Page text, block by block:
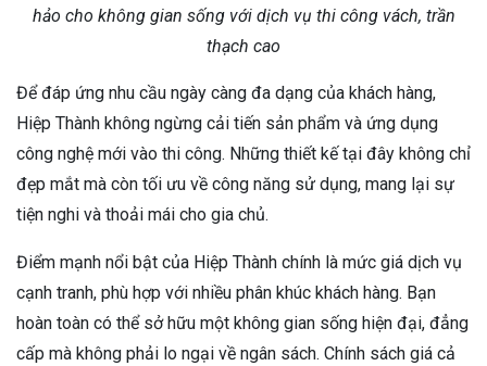
hảo cho không gian sống với dịch vụ thi công vách, trần
thạch cao
Để đáp ứng nhu cầu ngày càng đa dạng của khách hàng,
Hiệp Thành không ngừng cải tiến sản phẩm và ứng dụng
công nghệ mới vào thi công. Những thiết kế tại đây không chỉ
đẹp mắt mà còn tối ưu về công năng sử dụng, mang lại sự
tiện nghi và thoải mái cho gia chủ.
Điểm mạnh nổi bật của Hiệp Thành chính là mức giá dịch vụ
cạnh tranh, phù hợp với nhiều phân khúc khách hàng. Bạn
hoàn toàn có thể sở hữu một không gian sống hiện đại, đẳng
cấp mà không phải lo ngại về ngân sách. Chính sách giá cả